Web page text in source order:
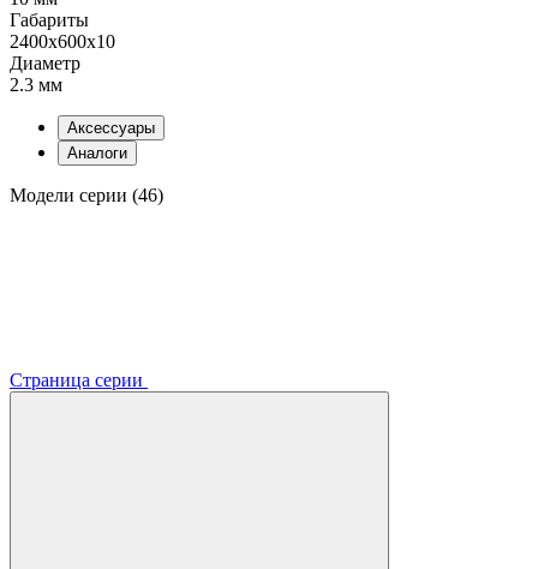
Габариты
2400x600x10
Диаметр
2.3 мм
Аксессуары
Аналоги
Модели серии (46)
Страница серии